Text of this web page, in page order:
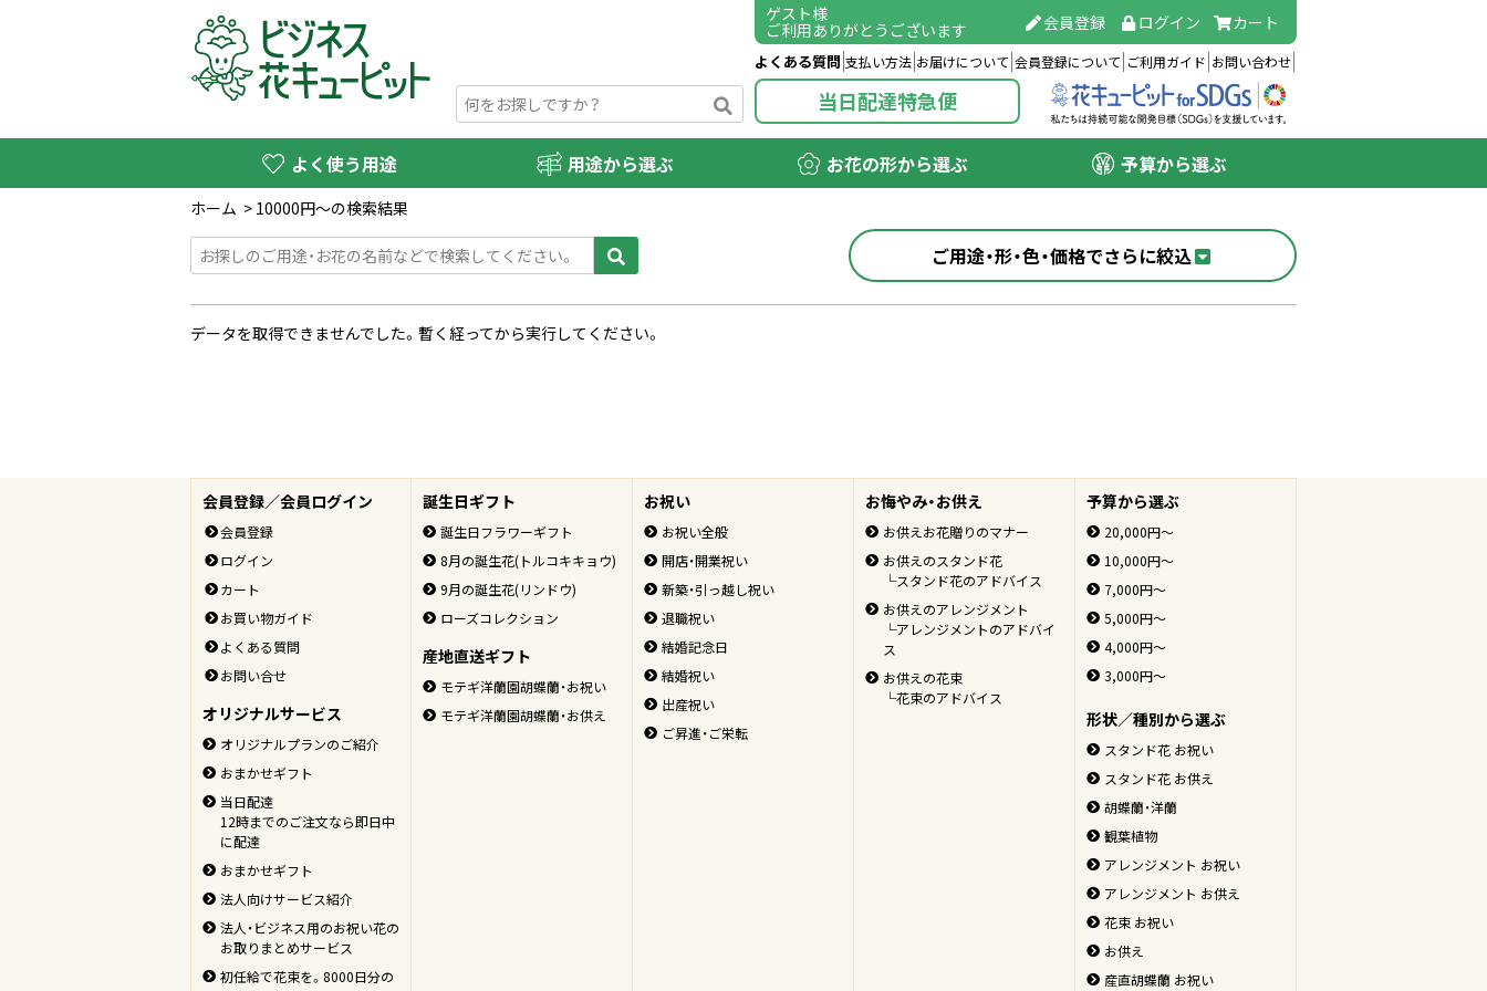
ゲスト様
ご利用ありがとうございます 会員登録 ログイン カート
よくある質問 支払い方法 お届けについて 会員登録について ご利用ガイド お問い合わせ
当日配達特急便
よく使う用途 用途から選ぶ お花の形から選ぶ 予算から選ぶ
ホーム > 10000円〜の検索結果
ご用途・形・色・価格でさらに絞込
データを取得できませんでした。暫く経ってから実行してください。
会員登録／会員ログイン
会員登録
ログイン
カート
お買い物ガイド
よくある質問
お問い合せ
オリジナルサービス
オリジナルプランのご紹介
おまかせギフト
当日配達
12時までのご注文なら即日中
に配達
おまかせギフト
法人向けサービス紹介
法人・ビジネス用のお祝い花の
お取りまとめサービス
初任給で花束を。8000日分の
誕生日ギフト
誕生日フラワーギフト
8月の誕生花(トルコキキョウ)
9月の誕生花(リンドウ)
ローズコレクション
産地直送ギフト
モテギ洋蘭園胡蝶蘭・お祝い
モテギ洋蘭園胡蝶蘭・お供え
お祝い
お祝い全般
開店・開業祝い
新築・引っ越し祝い
退職祝い
結婚記念日
結婚祝い
出産祝い
ご昇進・ご栄転
お悔やみ・お供え
お供えお花贈りのマナー
お供えのスタンド花
└スタンド花のアドバイス
お供えのアレンジメント
└アレンジメントのアドバイ
ス
お供えの花束
└花束のアドバイス
予算から選ぶ
20,000円～
10,000円～
7,000円～
5,000円～
4,000円～
3,000円～
形状／種別から選ぶ
スタンド花 お祝い
スタンド花 お供え
胡蝶蘭・洋蘭
観葉植物
アレンジメント お祝い
アレンジメント お供え
花束 お祝い
お供え
産直胡蝶蘭 お祝い